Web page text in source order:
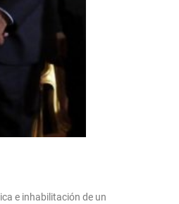
e inhabilitación de un